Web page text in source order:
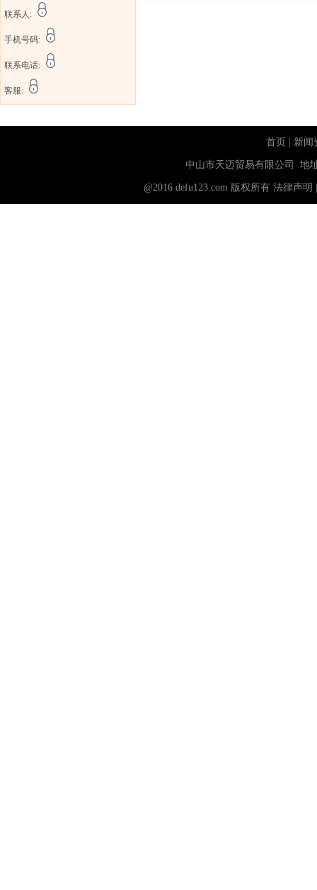
联系人:
手机号码:
联系电话:
客服:
首页 新闻
中山市天迈贸易有限公司 地
@2016 defu123.com 版权所有 法律声明